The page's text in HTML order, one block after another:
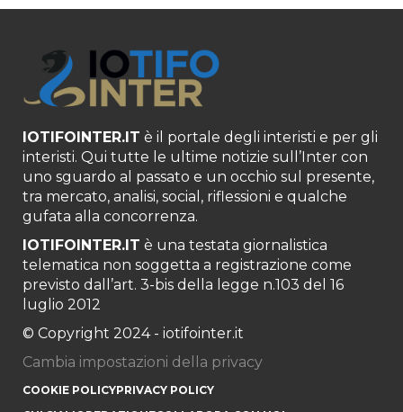
IOTIFOINTER.IT è il portale degli interisti e per gli
interisti. Qui tutte le ultime notizie sull’Inter con
uno sguardo al passato e un occhio sul presente,
tra mercato, analisi, social, riflessioni e qualche
gufata alla concorrenza.
IOTIFOINTER.IT è una testata giornalistica
telematica non soggetta a registrazione come
previsto dall’art. 3-bis della legge n.103 del 16
luglio 2012
© Copyright 2024 - iotifointer.it
Cambia impostazioni della privacy
COOKIE POLICYPRIVACY POLICY